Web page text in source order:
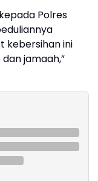
Polres
kebersihan ini
jamaah,”